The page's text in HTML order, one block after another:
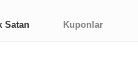
Satan Kuponlar